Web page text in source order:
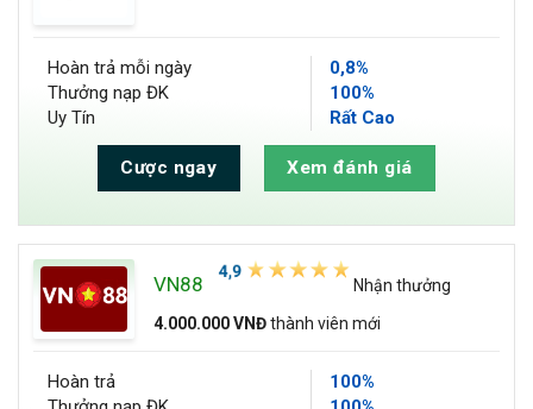
Hoàn trả 0,8%
mỗi ngày
Thưởng nạp ĐK
100%
Uy Tín
Rất Cao
Cược ngay Xem đánh giá
VN88 Nhận thưởng
4.000.000 VNĐthành viên mới
Hoàn trả
100%